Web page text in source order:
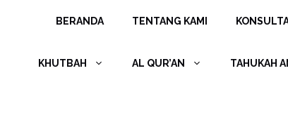
BERANDA TENTANG KAMI
KHUTBAH AL QUR’AN TAHUKAH